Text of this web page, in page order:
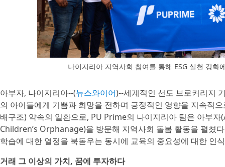
나이지리아 지역사회 참여를 통해 ESG 실천 강화
아부자, 나이지리아--(뉴스와이어)--세계적인 선도 브로커리지
의 아이들에게 기쁨과 희망을 전하며 긍정적인 영향을 지속적
배구조) 약속의 일환으로, PU Prime의 나이지리아 팀은 아부
Children’s Orphanage)을 방문해 지역사회 돌봄 활동을 펼쳤
학습에 대한 열정을 북돋우는 동시에 교육의 중요성에 대한 인
거래 그 이상의 가치, 꿈에 투자하다